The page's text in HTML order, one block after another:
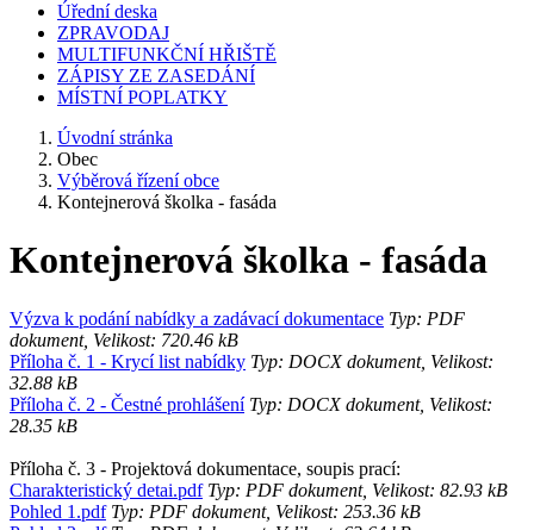
Úřední deska
ZPRAVODAJ
MULTIFUNKČNÍ HŘIŠTĚ
ZÁPISY ZE ZASEDÁNÍ
MÍSTNÍ POPLATKY
Úvodní stránka
Obec
Výběrová řízení obce
Kontejnerová školka - fasáda
Kontejnerová školka - fasáda
Výzva k podání nabídky a zadávací dokumentace Typ: PDF
dokument, Velikost: 720.46 kB
Příloha č. 1 - Krycí list nabídky Typ: DOCX dokument, Velikost:
32.88 kB
Příloha č. 2 - Čestné prohlášeníTyp: DOCX dokument, Velikost:
28.35 kB
Příloha č. 3 - Projektová dokumentace, soupis prací:
Charakteristický detai.pdfTyp: PDF dokument, Velikost: 82.93 kB
Pohled 1.pdfTyp: PDF dokument, Velikost: 253.36 kB